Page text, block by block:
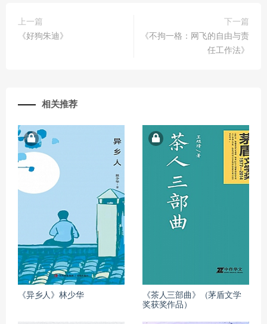
上一篇
《好狗朱迪》
下一篇
《不拘一格：网飞的自由与责
任工作法》
相关推荐
《异乡人》林少华
《茶人三部曲》（茅盾文学
奖获奖作品）